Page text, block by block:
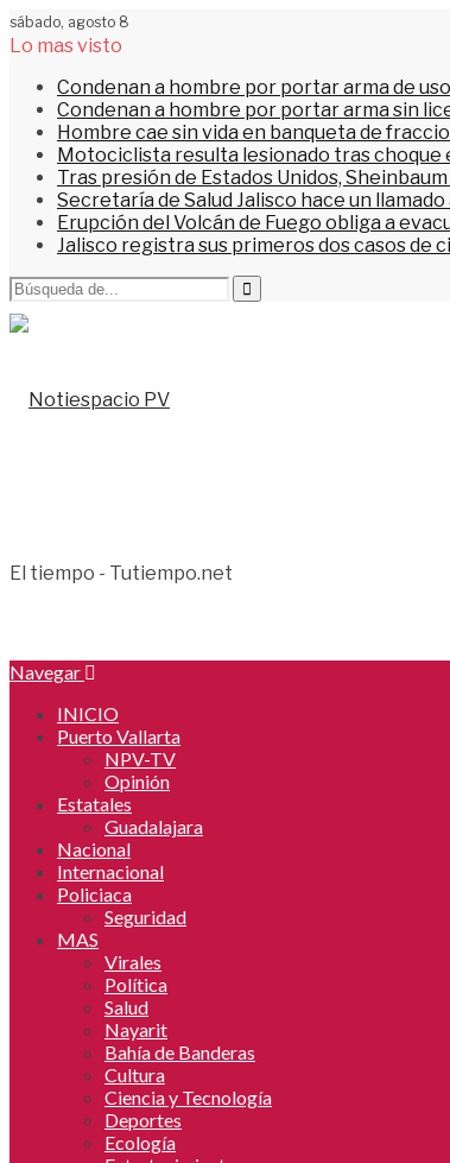
sábado, agosto 8
Lo mas visto
Condenan a hombre por portar arma de
Condenan a hombre por portar arma sin
Hombre cae sin vida en banqueta de
Motociclista resulta lesionado tras choque
Tras presión de Estados Unidos,
Secretaría de Salud Jalisco hace un
Erupción del Volcán de Fuego obliga a
Jalisco registra sus primeros dos casos de
El tiempo - Tutiempo.net
Navegar
INICIO
Puerto Vallarta
NPV-TV
Opinión
Estatales
Guadalajara
Nacional
Internacional
Policiaca
Seguridad
MAS
Virales
Política
Salud
Nayarit
Bahía de Banderas
Cultura
Ciencia y Tecnología
Deportes
Ecología